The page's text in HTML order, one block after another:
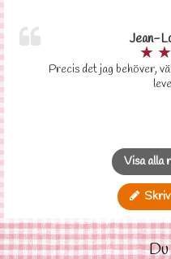
Jean-
★ ★
Precis det jag behöver,
Visa alla